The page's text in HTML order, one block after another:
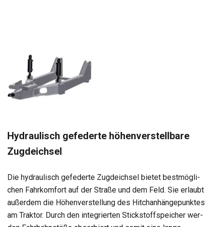
Hydrau­lisch gefe­derte höhen­ver­stell­bare
Zug­deich­sel
Die hydrau­lisch gefe­derte Zug­deich­sel bie­tet best­mög­li­
chen Fahr­kom­fort auf der Straße und dem Feld. Sie erlaubt
außer­dem die Höhen­ver­stel­lung des Hit­ch­an­hän­ge­punk­tes
am Trak­tor. Durch den inte­grier­ten Stick­stoff­spei­cher wer­